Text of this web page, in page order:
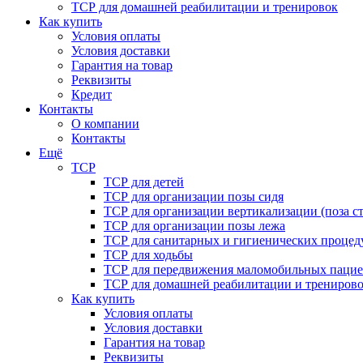
ТСР для домашней реабилитации и тренировок
Как купить
Условия оплаты
Условия доставки
Гарантия на товар
Реквизиты
Кредит
Контакты
О компании
Контакты
Ещё
ТСР
ТСР для детей
ТСР для организации позы сидя
ТСР для организации вертикализации (поза
ТСР для организации позы лежа
ТСР для санитарных и гигиенических
ТСР для ходьбы
ТСР для передвижения маломобильных
ТСР для домашней реабилитации и
Как купить
Условия оплаты
Условия доставки
Гарантия на товар
Реквизиты